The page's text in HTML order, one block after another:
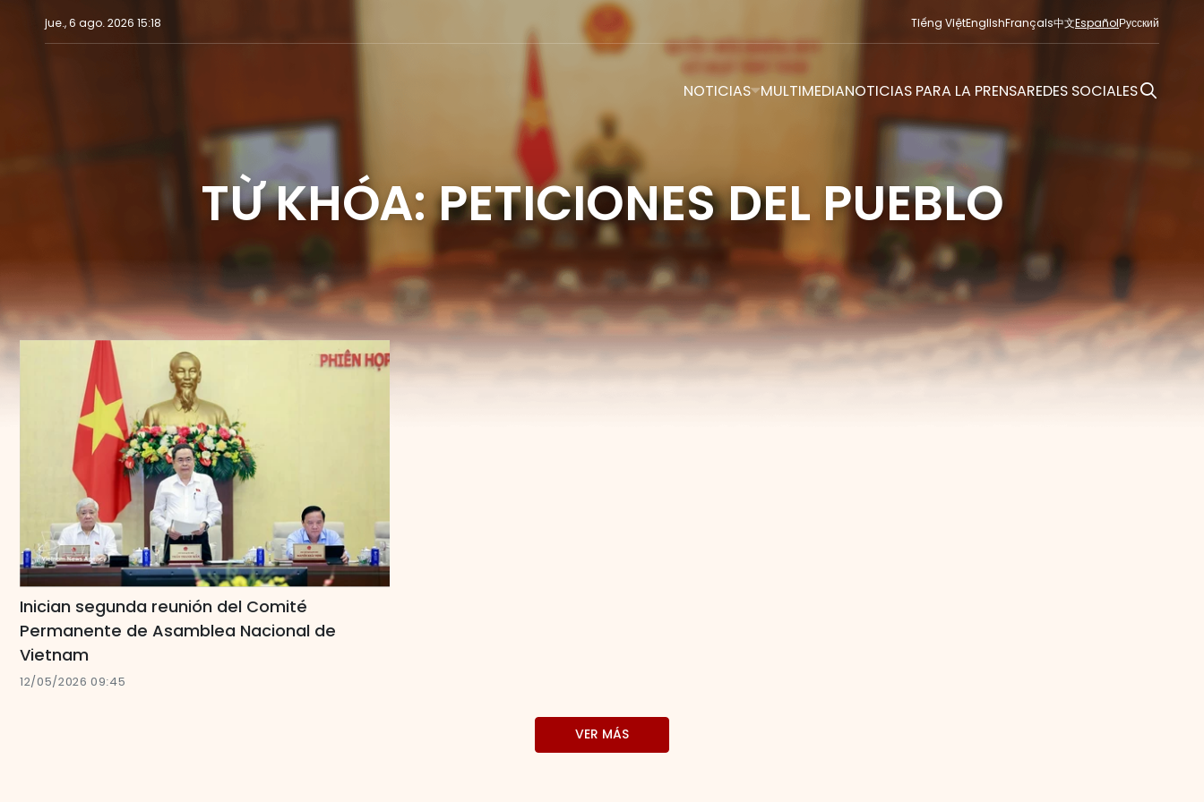
jue., 6 ago. 2026 15:18 Tiếng ViệtEnglishFrançais中文EspañolРусский
NOTICIAS MULTIMEDIANOTICIAS PARA LA PRENSAREDES SOCIALES
TỪ KHÓA: PETICIONES DEL PUEBLO
Inician segunda reunión del Comité
Permanente de Asamblea Nacional de
Vietnam
12/05/2026 09:45
VER MÁS